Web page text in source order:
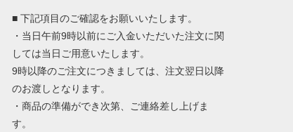
■ 下記項目のご確認をお願いいたします。
・当日午前9時以前にご入金いただいた注文に関
しては当日ご用意いたします。
9時以降のご注文につきましては、注文翌日以降
のお渡しとなります。
・商品の準備ができ次第、ご連絡差し上げま
す。